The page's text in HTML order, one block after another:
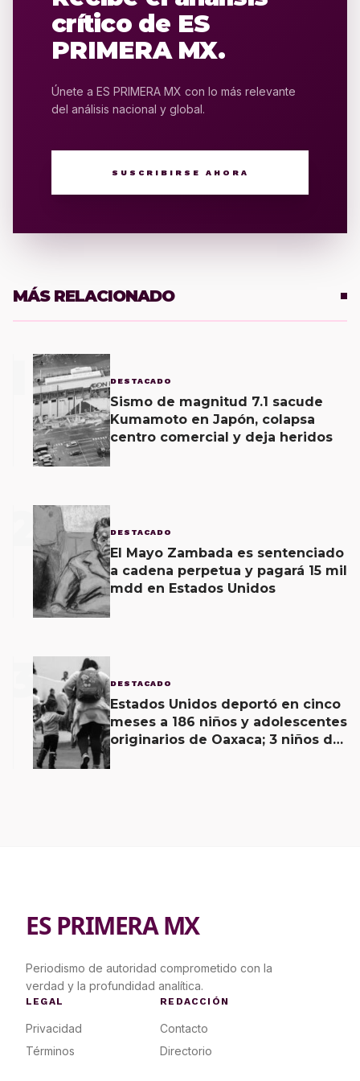
crítico de ES
PRIMERA MX.
Únete a ES PRIMERA MX con lo más relevante
del análisis nacional y global.
SUSCRIBIRSE AHORA
MÁS RELACIONADO
DESTACADO
Sismo de magnitud 7.1 sacude
Kumamoto en Japón, colapsa
centro comercial y deja heridos
2 DESTACADO
El Mayo Zambada es sentenciado
a cadena perpetua y pagará 15 mil
mdd en Estados Unidos
3 DESTACADO
Estados Unidos deportó en cinco
meses a 186 niños y adolescentes
originarios de Oaxaca; 3 niños de
ES PRIMERA MX
Periodismo de autoridad comprometido con la
verdad y la profundidad analítica.
LEGAL
Privacidad
Términos
REDACCIÓN
Contacto
Directorio